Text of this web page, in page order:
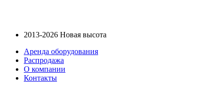
2013-2026 Новая высота
Аренда оборудования
Распродажа
О компании
Контакты